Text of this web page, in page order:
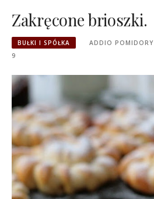
Zakręcone brioszki.
BUŁKI I SPÓŁKA ADDIO POMIDORY
9